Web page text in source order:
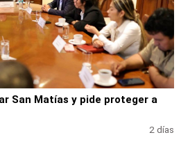
San Matías y pide proteger a
2 días